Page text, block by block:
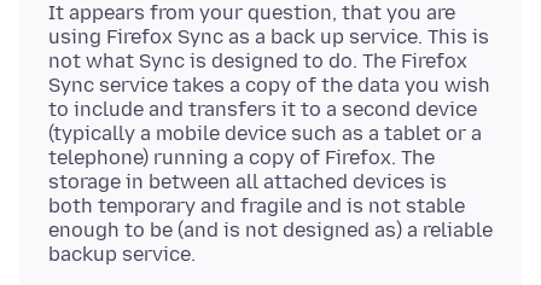
It appears from your question, that you are
using Firefox Sync as a back up service. This is
not what Sync is designed to do. The Firefox
Sync service takes a copy of the data you wish
to include and transfers it to a second device
(typically a mobile device such as a tablet or a
telephone) running a copy of Firefox. The
storage in between all attached devices is
both temporary and fragile and is not stable
enough to be (and is not designed as) a reliable